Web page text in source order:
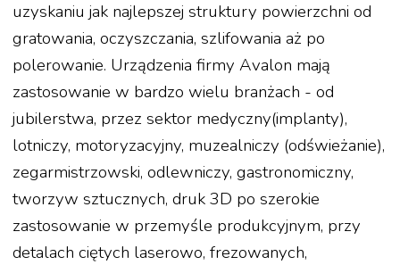
uzyskaniu jak najlepszej struktury powierzchni od
gratowania, oczyszczania, szlifowania aż po
polerowanie. Urządzenia firmy Avalon mają
zastosowanie w bardzo wielu branżach - od
jubilerstwa, przez sektor medyczny(implanty),
lotniczy, motoryzacyjny, muzealniczy (odświeżanie),
zegarmistrzowski, odlewniczy, gastronomiczny,
tworzyw sztucznych, druk 3D po szerokie
zastosowanie w przemyśle produkcyjnym, przy
detalach ciętych laserowo, frezowanych,